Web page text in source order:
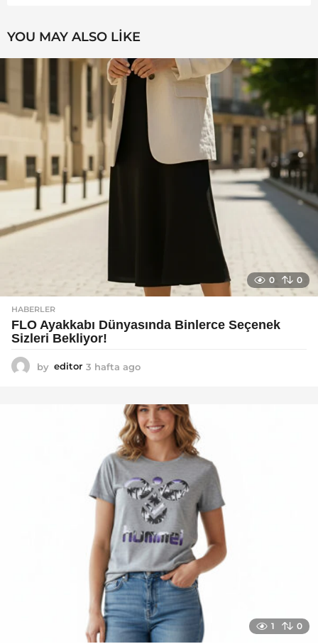
YOU MAY ALSO LIKE
0 0
HABERLER
FLO Ayakkabı Dünyasında Binlerce Seçenek
Sizleri Bekliyor!
by editor 3 hafta ago
a
g
o
1 0